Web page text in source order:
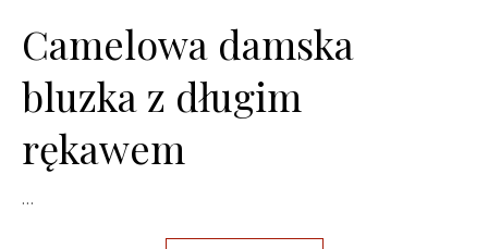
Camelowa damska
bluzka z długim
rękawem
…